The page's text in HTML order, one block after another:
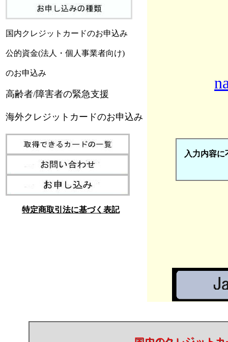
国内クレジットカードのお申込み
公的資金(法人・個人事業者向け)
のお申込み
高齢者/障害者の緊急支援
海外クレジットカードのお申込み
特定商取引法に基づく表記
入力内容